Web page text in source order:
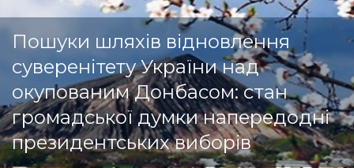
Пошуки шляхів відновлення
суверенітету України над
окупованим Донбасом: стан
громадської думки напередодні
президентських виборів